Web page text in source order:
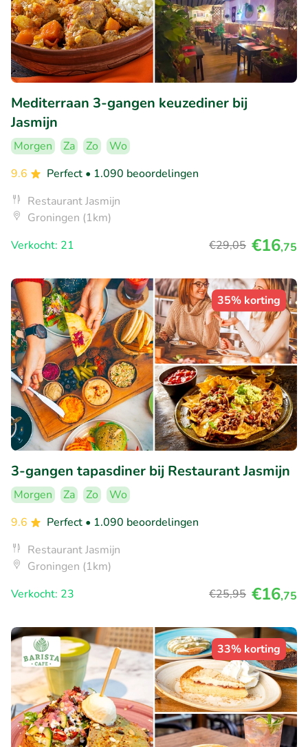
Mediterraan 3-gangen keuzediner bij
Jasmijn
Morgen Za Zo
Wo
9.6
Perfect • 1.090 beoordelingen
Restaurant Jasmijn
Groningen (1km)
Verkocht: 21
€29,05 €16,75
35% korting
3-gangen tapasdiner bij Restaurant Jasmijn
Morgen Za Zo
Wo
9.6
Perfect • 1.090 beoordelingen
Restaurant Jasmijn
Groningen (1km)
Verkocht: 23
€25,95 €16,75
33% korting